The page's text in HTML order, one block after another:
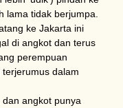
lama tidak berjumpa.
ke Jakarta ini
di angkot dan terus
perempuan
dalam
angkot punya